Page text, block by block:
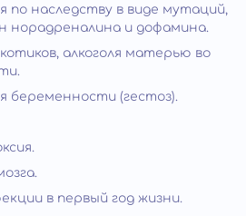
по наследству в виде мутаций,
норадреналина и дофамина.
алкоголя матерью во
беременности (гестоз).
в первый год жизни.